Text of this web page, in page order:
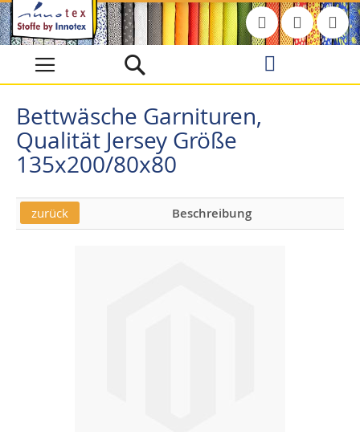
Direkt
zum
Inhalt
Bettwäsche Garnituren,
Qualität Jersey Größe
135x200/80x80
zurück Beschreibung